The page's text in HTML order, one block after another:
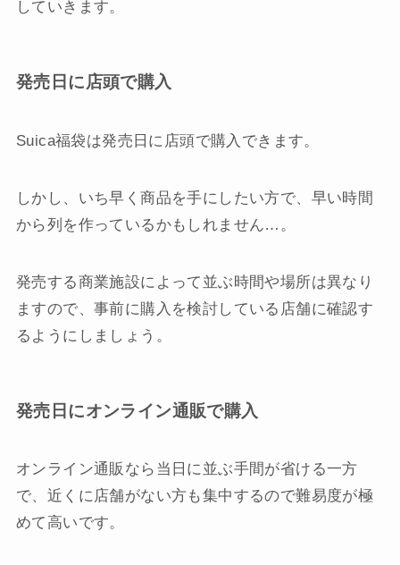
していきます。
発売日に店頭で購入
Suica福袋は発売日に店頭で購入できます。
しかし、いち早く商品を手にしたい方で、早い時間
から列を作っているかもしれません…。
発売する商業施設によって並ぶ時間や場所は異なり
ますので、事前に購入を検討している店舗に確認す
るようにしましょう。
発売日にオンライン通販で購入
オンライン通販なら当日に並ぶ手間が省ける一方
で、近くに店舗がない方も集中するので難易度が極
めて高いです。